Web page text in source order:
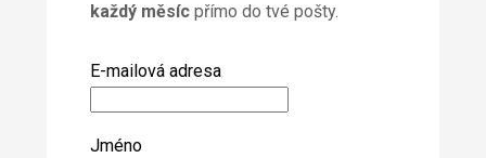
každý měsícpřímo do tvé pošty.
E-mailová adresa
Jméno